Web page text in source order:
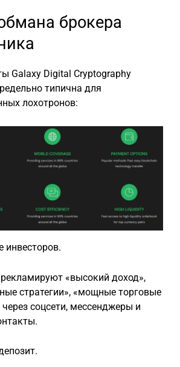
брокера
Galaxy Digital Cryptography
типична для
лохотронов:
инвесторов.
«высокий доход»,
стратегии», «мощные торговые
соцсети, мессенджеры и